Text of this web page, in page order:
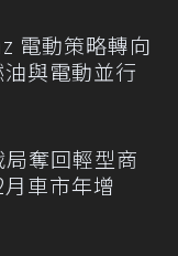
電動策略轉向
與電動並行
局奪回輕型商
車市年增